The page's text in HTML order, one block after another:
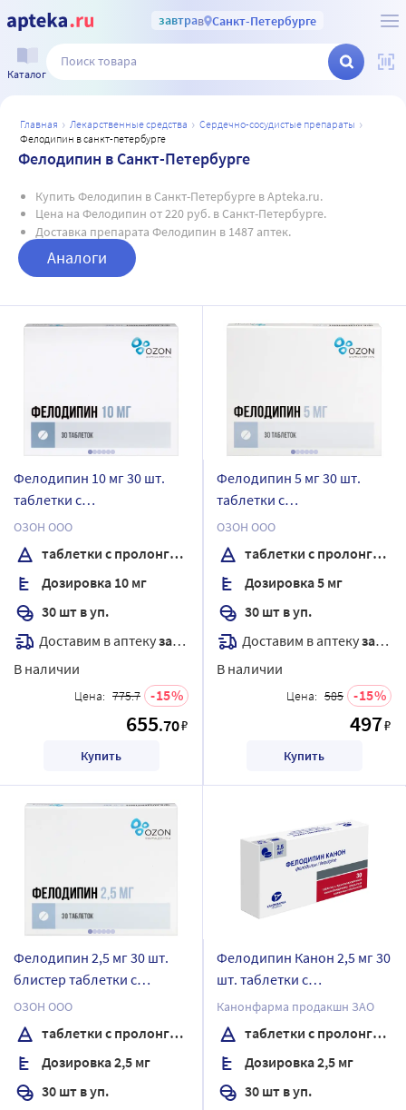
завтрав Санкт-Петербурге
Каталог
главная лекарственные средства
сердечно-сосудистые препараты
фелодипин в санкт-петербурге
Фелодипин в Санкт-Петербурге
Купить Фелодипин в Санкт-Петербурге в Apteka.ru.
Цена на Фелодипин от 220 руб. в Санкт-Петербурге.
Доставка препарата Фелодипин в 1487 аптек.
Аналоги
Фелодипин 10 мг 30 шт.
таблетки с
пролонгированным
высвобождением,
покрытые пленочной
оболочкой
ОЗОН ООО
таблетки с пролонгированным высвобождением, покрытые пленочной оболочкой
Дозировка 10 мг
30 шт в уп.
Доставим в аптекузавтра
В наличии
Цена: 775.7 15
655.70₽
Купить
Фелодипин 5 мг 30 шт.
таблетки с
пролонгированным
высвобождением,
покрытые пленочной
оболочкой
ОЗОН ООО
таблетки с пролонгированным высвобождением, покрытые пленочной оболочкой
Дозировка 5 мг
30 шт в уп.
Доставим в аптекузавтра
В наличии
Цена: 585 15
497₽
Купить
Фелодипин 2,5 мг 30 шт.
блистер таблетки с
пролонгированным
высвобождением,
покрытые пленочной
оболочкой
ОЗОН ООО
таблетки с пролонгированным высвобождением, покрытые пленочной оболочкой
Дозировка 2,5 мг
30 шт в уп.
Фелодипин Канон 2,5 мг 30
шт. таблетки с
пролонгированным
высвобождением,
покрытые пленочной
оболочкой
Канонфарма продакшн ЗАО
таблетки с пролонгированным высвобождением, покрытые пленочной оболочкой
Дозировка 2,5 мг
30 шт в уп.